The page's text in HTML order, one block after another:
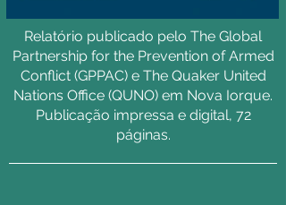
Relatório publicado pelo The Global
Partnership for the Prevention of Armed
Conflict (GPPAC) e The Quaker United
Nations Office (QUNO) em Nova Iorque.
Publicação impressa e digital, 72
páginas.